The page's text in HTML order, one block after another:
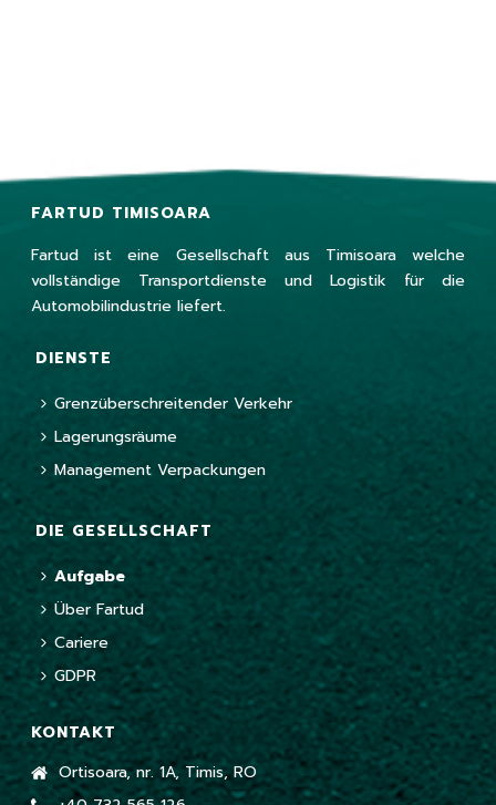
FARTUD TIMISOARA
Fartud ist eine Gesellschaft aus Timisoara welche
vollständige Transportdienste und Logistik für die
Automobilindustrie liefert.
DIENSTE
Grenzüberschreitender Verkehr
Lagerungsräume
Management Verpackungen
DIE GESELLSCHAFT
Aufgabe
Über Fartud
Cariere
GDPR
KONTAKT
Ortisoara, nr. 1A, Timis, RO